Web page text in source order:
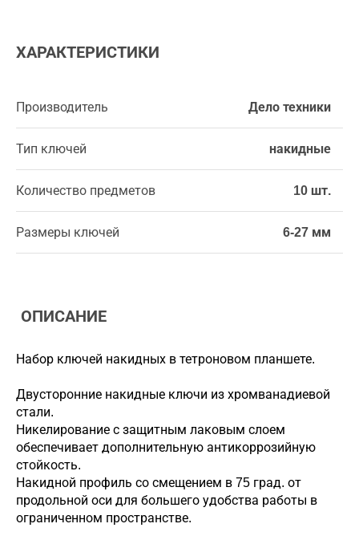
ХАРАКТЕРИСТИКИ
Производитель Дело техники
Тип ключей накидные
Количество предметов 10 шт.
Размеры ключей 6-27 мм
ОПИСАНИЕ
Набор ключей накидных в тетроновом планшете.
Двусторонние накидные ключи из хромванадиевой
стали.
Никелирование с защитным лаковым слоем
обеспечивает дополнительную антикоррозийную
стойкость.
Накидной профиль со смещением в 75 град. от
продольной оси для большего удобства работы в
ограниченном пространстве.